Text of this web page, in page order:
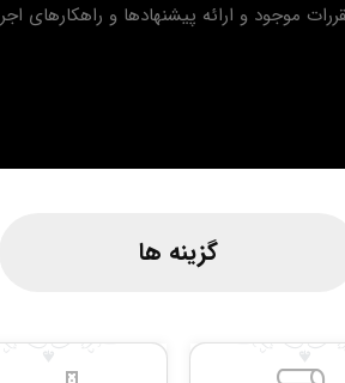
موجود و ارائه پیشنهادها و
گزینه ها